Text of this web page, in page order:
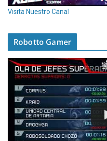
Visita Nuestro Canal
Robotto Gamer